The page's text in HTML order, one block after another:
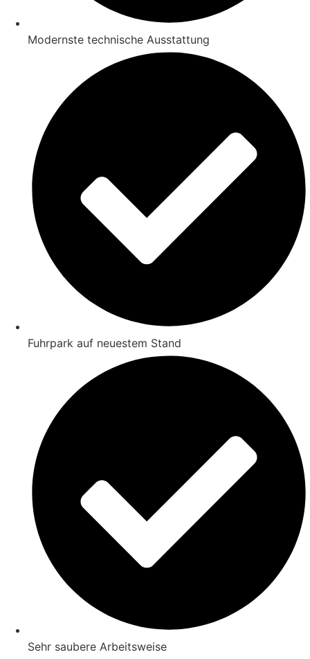
Modernste technische Ausstattung
Fuhrpark auf neuestem Stand
Sehr saubere Arbeitsweise